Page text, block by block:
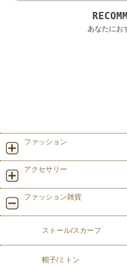
あなたにお
ファッション
アクセサリー
ファッション雑貨
ストール/スカーフ
帽子/ミトン